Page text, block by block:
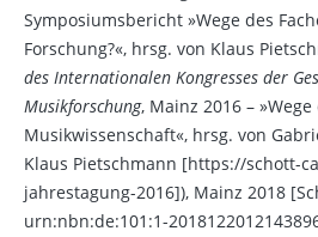
Symposiumsbericht »Wege des
Forschung?«, hrsg. von Klaus
des Internationalen Kongresses der
Musikforschung, Mainz 2016 –
Musikwissenschaft«, hrsg. von
Klaus Pietschmann [https://schott-
jahrestagung-2016]), Mainz 2018
urn:nbn:de:101:1-